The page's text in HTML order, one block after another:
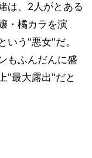
は、2人がとある
・橘カラを演
いう"悪女"だ。
もふんだんに盛
"最大露出"だと